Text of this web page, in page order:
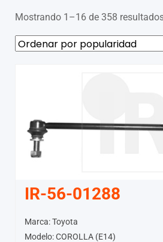
Mostrando 1–16 de 358
IR-56-01288
Marca: Toyota
Modelo: COROLLA (E14)